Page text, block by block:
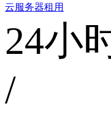
云服务器租用
24小
/